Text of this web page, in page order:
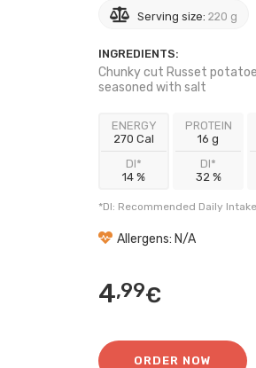
Serving size: 220 g
INGREDIENTS:
Chunky cut Russet
seasoned with salt
ENERGY
270 Cal
DI*
14 %
PROTEIN
16 g
DI*
32 %
*DI: Recommended Daily
Allergens: N/A
4,99€
ORDER NOW